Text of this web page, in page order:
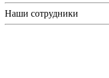
Наши сотрудники